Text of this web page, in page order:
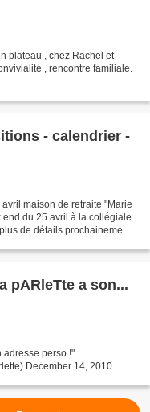
plateau , chez Rachel et
, rencontre familiale.
- calendrier -
maison de retraite "Marie
end du 25 avril à la collégiale.
de détails prochainement,
pARleTte a son...
adresse perso !"
December 14, 2010